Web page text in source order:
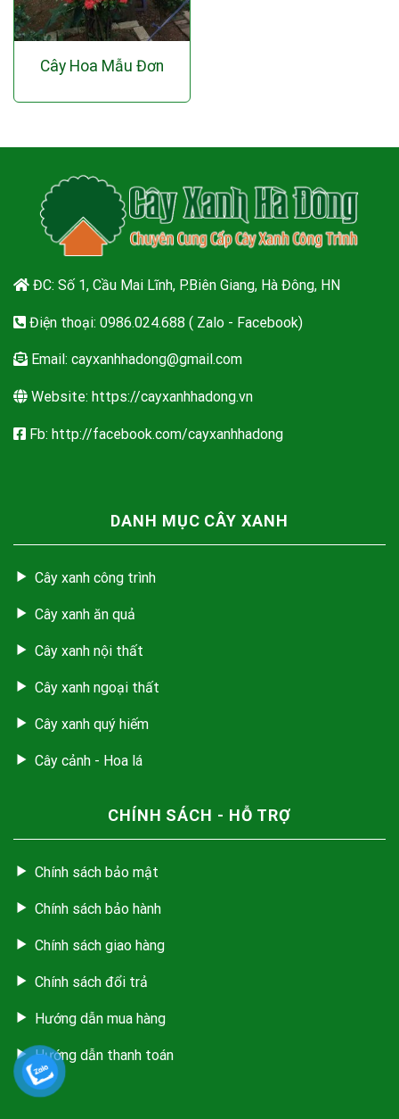
Cây Hoa Mẫu Đơn
ĐC: Số 1, Cầu Mai Lĩnh, P.Biên Giang, Hà Đông, HN
Điện thoại: 0986.024.688 ( Zalo - Facebook)
Email: cayxanhhadong@gmail.com
Website: https://cayxanhhadong.vn
Fb: http://facebook.com/cayxanhhadong
DANH MỤC CÂY XANH
Cây xanh công trình
Cây xanh ăn quả
Cây xanh nội thất
Cây xanh ngoại thất
Cây xanh quý hiếm
Cây cảnh - Hoa lá
CHÍNH SÁCH - HỖ TRỢ
Chính sách bảo mật
Chính sách bảo hành
Chính sách giao hàng
Chính sách đổi trả
Hướng dẫn mua hàng
Hướng dẫn thanh toán